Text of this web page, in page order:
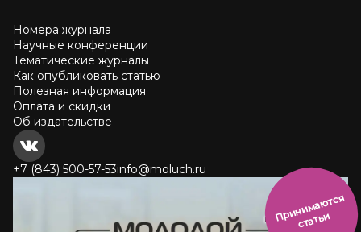
Номера журнала
Научные конференции
Тематические журналы
Как опубликовать статью
Полезная информация
Оплата и скидки
Об издательстве
+7 (843) 500-57-53info@moluch.ru
П
р
и
н
и
м
а
ют
с
я
ст
ать
и